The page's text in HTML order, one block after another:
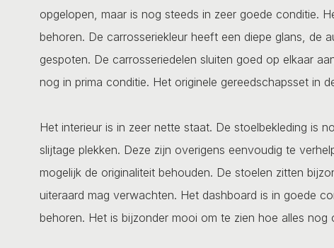
opgelopen, maar is nog steeds in zeer goede conditie.
behoren. De carrosseriekleur heeft een diepe glans, de
gespoten. De carrosseriedelen sluiten goed op elkaar
nog in prima conditie. Het originele gereedschapsset in
Het interieur is in zeer nette staat. De stoelbekleding is
slijtage plekken. Deze zijn overigens eenvoudig te
mogelijk de originaliteit behouden. De stoelen zitten
uiteraard mag verwachten. Het dashboard is in goede
behoren. Het is bijzonder mooi om te zien hoe alles nog